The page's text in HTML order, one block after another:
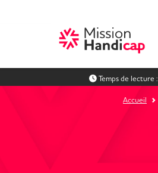
Temps de lecture :
Accueil